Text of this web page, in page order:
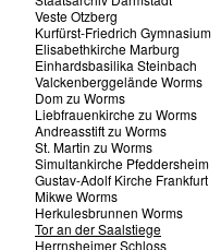
Veste Otzberg
Kurfürst-Friedrich Gymnasium
Elisabethkirche Marburg
Einhardsbasilika Steinbach
Valckenberggelände Worms
Dom zu Worms
Liebfrauenkirche zu Worms
Andreasstift zu Worms
St. Martin zu Worms
Simultankirche Pfeddersheim
Gustav-Adolf Kirche Frankfurt
Mikwe Worms
Herkulesbrunnen Worms
Tor an der Saalstiege
Herrnsheimer Schloss